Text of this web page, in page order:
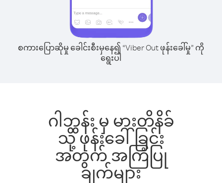
စကားပြောဆိုမှု ခေါင်းစီးမှနေ၍ “Viber Out ဖုန်းခေါ်မှု” ကို
ရွေးပါ
ဂါဘွန်း မှ မားတိနိခ်
သို့ ဖုန်းခေါ်ခြင်း
အတွက် အကြံပြု
ချက်များ